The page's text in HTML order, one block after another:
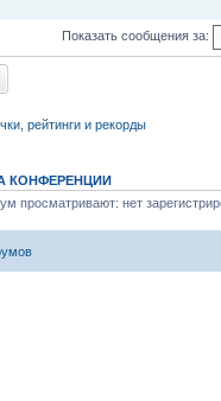
Показать сообщения за:
рейтинги и рекорды
КОНФЕРЕНЦИИ
просматривают: нет